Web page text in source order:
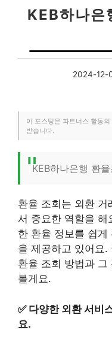
KEB하나은
2024-12-
이 포스팅은 파트너스 활동
받습니다.
KEB하나은행 환
환율 조회는 외환 거
서 중요한 역할을 해
한 환율 정보를 쉽
을 제공하고 있어요.
환율 조회 방법과
볼게요.
✅ 다양한 외환 서비
요.